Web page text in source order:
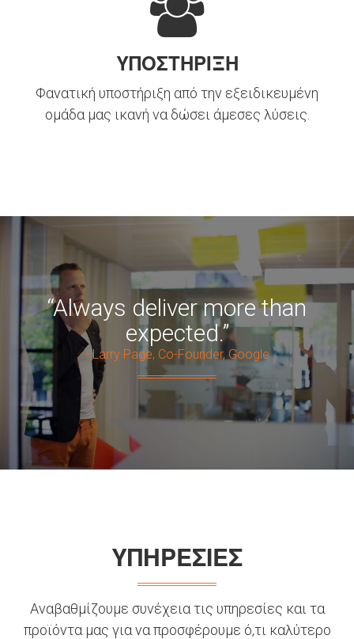
ΥΠΟΣΤΗΡΙΞΗ
Φανατική υποστήριξη από την εξειδικευμένη
ομάδα μας ικανή να δώσει άμεσες λύσεις.
“Always deliver more than
expected.”
- Larry Page, Co-Founder, Google
ΥΠΗΡΕΣΙΕΣ
Αναβαθμίζουμε συνέχεια τις υπηρεσίες και τα
προϊόντα μας για να προσφέρουμε ό,τι καλύτερο